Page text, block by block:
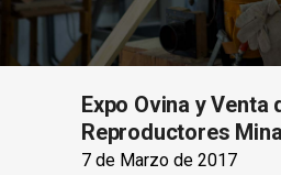
Expo Ovina y Venta
Reproductores
7 de Marzo de 2017